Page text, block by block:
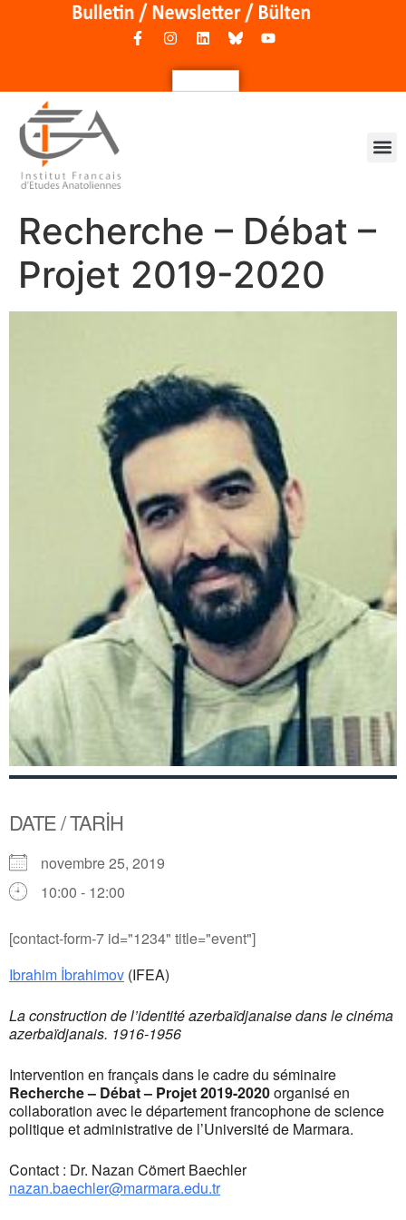
Recherche – Débat –
Projet 2019-2020
DATE / TARİH
novembre 25, 2019
10:00 - 12:00
[contact-form-7 id="1234" title="event"]
Ibrahim İbrahimov (IFEA)
La construction de l’identité azerbaïdjanaise dans le cinéma
azerbaïdjanais. 1916-1956
Intervention en français dans le cadre du séminaire
Recherche – Débat – Projet 2019-2020organisé en
collaboration avec le département francophone de science
politique et administrative de l’Université de Marmara.
Contact : Dr. Nazan Cömert Baechler
nazan.baechler@marmara.edu.tr